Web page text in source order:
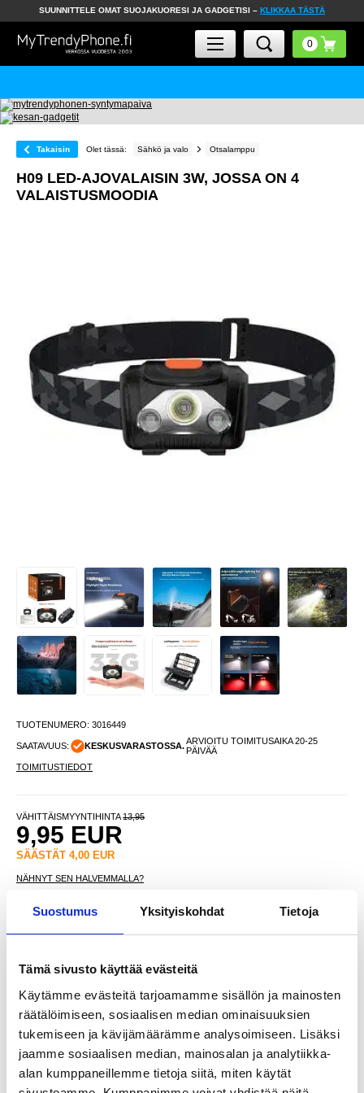
Suostumus Yksityiskohdat Tietoja
Tämä sivusto käyttää evästeitä
Käytämme evästeitä tarjoamamme sisällön ja mainosten
räätälöimiseen, sosiaalisen median ominaisuuksien
tukemiseen ja kävijämäärämme analysoimiseen. Lisäksi
jaamme sosiaalisen median, mainosalan ja analytiikka-
alan kumppaneillemme tietoja siitä, miten käytät
SUUNNITTELE OMAT SUOJAKUORESI JA GADGETISI – KLIKKAA TÄSTÄ
Takaisin Olet tässä: Sähkö ja valo Otsalamppu
H09 LED-AJOVALAISIN 3W, JOSSA ON 4
VALAISTUSMOODIA
TUOTENUMERO: 3016449
SAATAVUUS: KESKUSVARASTOSSA.ARVIOITU TOIMITUSAIKA 20-25
PÄIVÄÄ
TOIMITUSTIEDOT
VÄHITTÄISMYYNTIHINTA13,95
9,95 EUR
SÄÄSTÄT 4,00 EUR
NÄHNYT SEN HALVEMMALLA?
- +
KYSYMYKSIÄ? KYSY POIS LIVE CHAT
Kuvaus